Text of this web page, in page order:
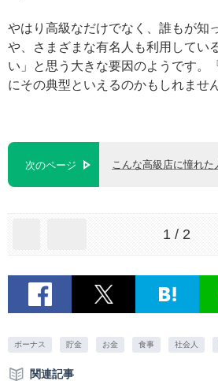
やはり高級なだけでなく、誰もが知
や、さまざまな有名人も利用してい
い」と思う大きな要因のようです。
にその典型といえるのかもしれませ
次のページ こんな高級店に憧れた
1 / 2
ボーナス 貯金 お金 食事 社会人
関連記事